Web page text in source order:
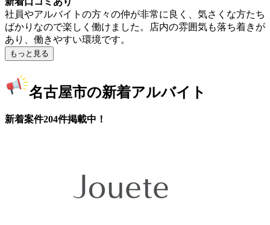
社員やアルバイトの方々の仲が非常に良く、気さくな方たち
ばかりなので楽しく働けました。店内の雰囲気も落ち着きが
あり、働きやすい環境です。
もっと見る
名古屋市の新着アルバイト
新着案件204件掲載中！